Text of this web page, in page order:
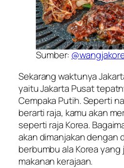
Sumber:
Sekarang waktunya
yaitu Jakarta Pusat
Cempaka Putih. Seperti
berarti raja, kamu akan
seperti raja Korea.
akan dimanjakan dengan
berbumbu ala Korea yang
makanan kerajaan.